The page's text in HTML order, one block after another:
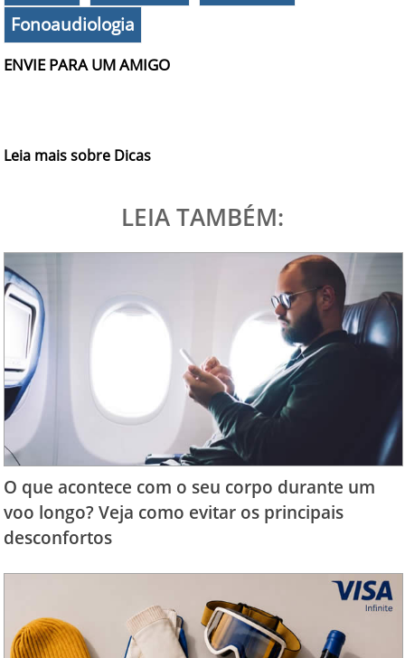
Fonoaudiologia
ENVIE PARA UM AMIGO
Leia mais sobre Dicas
LEIA TAMBÉM:
O que acontece com o seu corpo durante um
voo longo? Veja como evitar os principais
desconfortos